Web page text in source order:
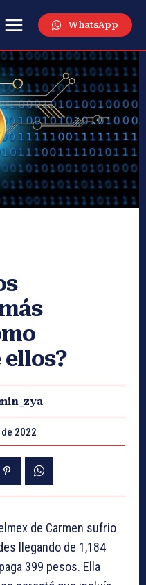
WhatsApp
2022
de Carmen sufrio
llegando de 1,184
399 pesos. Ella